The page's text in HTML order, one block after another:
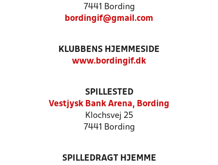
7441 Bording
bordingif@gmail.com
KLUBBENS HJEMMESIDE
www.bordingif.dk
SPILLESTED
Vestjysk Bank Arena, Bording
Klochsvej 25
7441 Bording
SPILLEDRAGT HJEMME